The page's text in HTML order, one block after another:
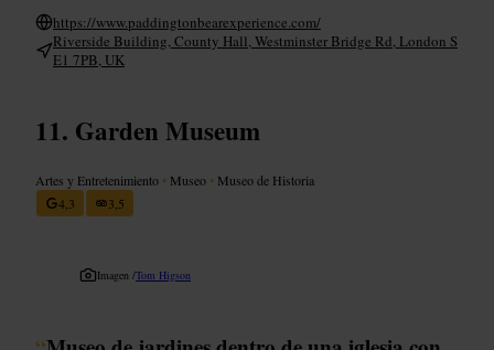
https://www.paddingtonbearexperience.com/
Riverside Building, County Hall, Westminster Bridge Rd, London S
E1 7PB, UK
Garden Museum
Artes y Entretenimiento • Museo • Museo de Historia
4,3
3,5
Imagen /Tom Higson